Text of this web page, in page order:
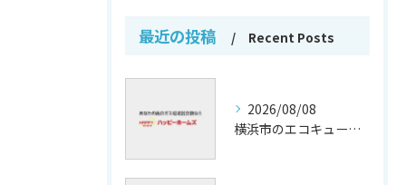
最近の投稿 Recent Posts
2026/08/08
横浜市のエコキュート補助金活用法